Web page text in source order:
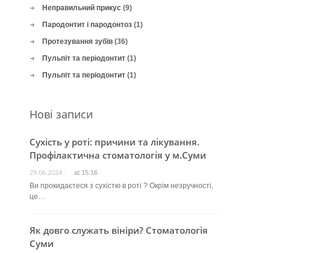
Неправильний прикус (9)
Пародонтит і пародонтоз (1)
Протезування зубів (36)
Пульпіт та періодонтит (1)
Пульпіт та періодонтит (1)
Нові записи
Сухість у роті: причини та лікування.
Профілактична стоматологія у м.Суми
29.06.2024 at 15:16
Ви прокидаєтеся з сухістю в роті ? Окрім незручності,
це…
Як довго служать вініри? Стоматологія
Суми